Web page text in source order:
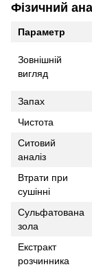
Фізичний
Параметр
Зовнішній
вигляд
Запах
Чистота
Ситовий
аналіз
Втрати при
сушінні
Сульфатована
зола
Екстракт
розчинника